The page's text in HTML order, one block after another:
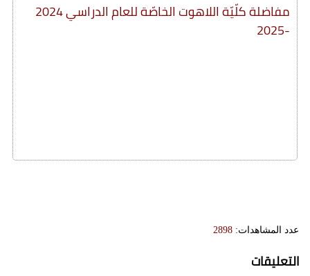
مفاضلة كلّيّة اللاهوت الخاصّة للعام الدراسي 2024
-2025
عدد المشاهدات: 2898
التعليقات